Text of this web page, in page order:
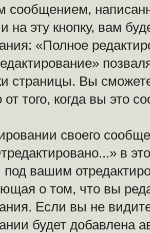
сообщением,
на эту кнопку, вам
«Полное
страницы. Вы
того, когда вы это
своего
в
под вашим
о том, что вы
Если вы не
будет добавлена